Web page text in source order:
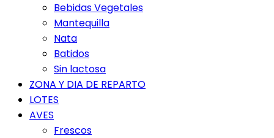
Bebidas Vegetales
Mantequilla
Nata
Batidos
Sin lactosa
ZONA Y DIA DE REPARTO
LOTES
AVES
Frescos